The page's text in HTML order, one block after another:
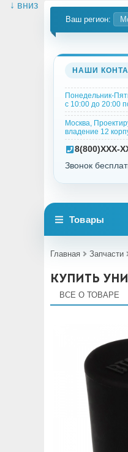
↓ вниз
Ваш регион:
НАШИ
Понедельник-
с 10:00 до 20:00
Москва,
владение 12
8(800)XXX-
Звонок
Товары
Главная Запчасти
Купить
ВСЕ О ТОВАРЕ